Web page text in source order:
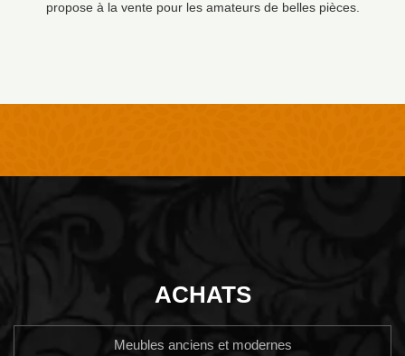
propose à la vente pour les amateurs de belles pièces.
ACHATS
Meubles anciens et modernes